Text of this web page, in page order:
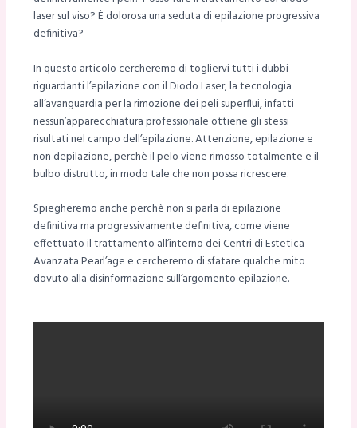
laser sul viso? È dolorosa una seduta di epilazione progressiva
definitiva?
In questo articolo cercheremo di togliervi tutti i dubbi
riguardanti l’epilazione con il Diodo Laser, la tecnologia
all’avanguardia per la rimozione dei peli superflui, infatti
nessun’apparecchiatura professionale ottiene gli stessi
risultati nel campo dell’epilazione. Attenzione, epilazione e
non depilazione, perchè il pelo viene rimosso totalmente e il
bulbo distrutto, in modo tale che non possa ricrescere.
Spiegheremo anche perchè non si parla di epilazione
definitiva ma progressivamente definitiva, come viene
effettuato il trattamento all’interno dei Centri di Estetica
Avanzata Pearl’age e cercheremo di sfatare qualche mito
dovuto alla disinformazione sull’argomento epilazione.